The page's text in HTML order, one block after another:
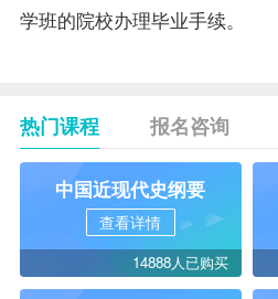
学班的院校办理毕业手续。
热门课程 报名咨询
中国近现代史纲要
查看详情
14888人已购买